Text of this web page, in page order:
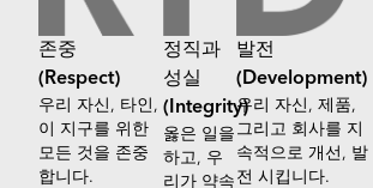
존중
(Respect)
우리 자신, 타인,
이 지구를 위한
모든 것을 존중
합니다.
정직과
성실
(Integrity)
옳은 일을
하고, 우
리가 약속
발전
(Development)
우리 자신, 제품,
그리고 회사를 지
속적으로 개선, 발
전 시킵니다.